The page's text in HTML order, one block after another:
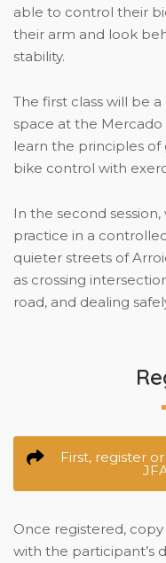
able to control their
their arm and look
stability.
The first class will be
space at the Mercado
learn the principles
bike control with
In the second
practice in a
quieter streets of
as crossing
road, and dealing
First, register
Once registered,
with the participant’s